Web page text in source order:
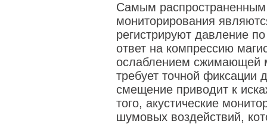
Самым распространенным
мониторирования
регистрируют давление
ответ на компрессию
ослаблением сжимающей
требует точной фиксации
смещение приводит к
того, акустические
шумовых воздействий,